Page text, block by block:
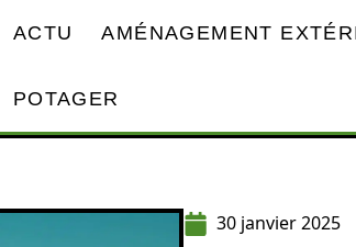
ACTU AMÉNAGEMENT
POTAGER
30 janvier 2025